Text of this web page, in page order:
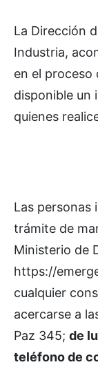
La Dirección
Industria,
en el proceso
disponible un
quienes
Las personas
trámite de
Ministerio de
https://
cualquier
acercarse a
Paz 345; de
teléfono de